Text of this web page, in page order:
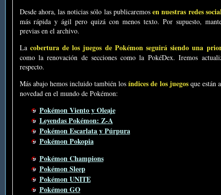
Desde ahora, las noticias sólo las publicaremosen nuestras redes
más rápida y ágil pero quizá con menos texto. Por supuesto,
previas en el archivo.
La cobertura de los juegos de Pokémon seguirá siendo una
como la renovación de secciones como la PokéDex. Iremos
respecto.
Más abajo hemos incluido también losíndices de los juegosque están
novedad en el mundo de Pokémon:
Pokémon Viento y Oleaje
Leyendas Pokémon: Z-A
Pokémon Escarlata y Púrpura
Pokémon Pokopia
Pokémon Champions
Pokémon Sleep
Pokémon UNITE
Pokémon GO